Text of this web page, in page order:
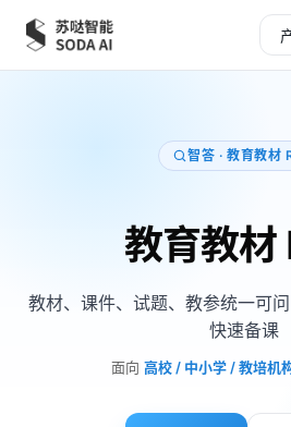
智答 · 教育教材
教育教材
教材、课件、试题、教参统一可
快速备课
面向 高校 / 中小学 / 教培机